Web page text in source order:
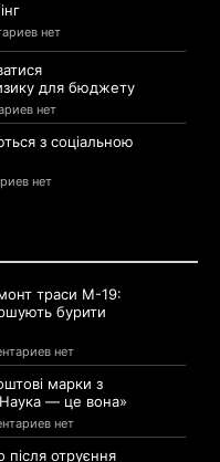
нет
для бюджету
нет
з соціальною
нет
траси М-19:
бурити
нет
марки з
— це вона»
нет
отруєння